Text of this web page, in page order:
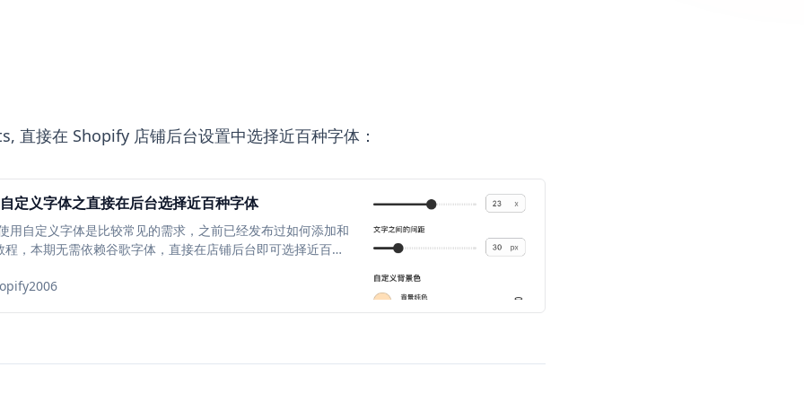
直接在 Shopify 店铺后台设置中选择近百种字体：
定义字体之直接在后台选择近百种字体
用自定义字体是比较常见的需求，之前已经发布过如何添加和
，本期无需依赖谷歌字体，直接在店铺后台即可选择近百种
进行自定义。